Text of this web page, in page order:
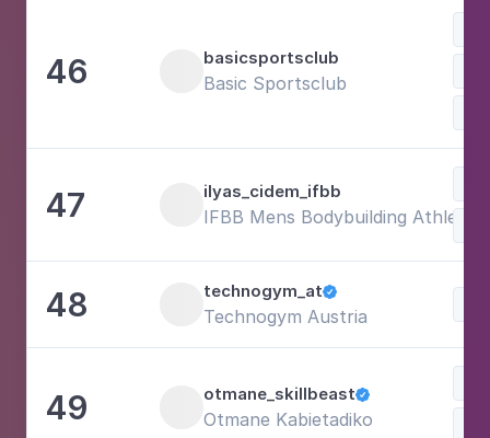
46 basicsportsclub
Basic Sportsclub
47 ilyas_cidem_ifbb
IFBB Mens Bodybuilding Athlete
48 technogym_at
Technogym Austria
49 otmane_skillbeast
Otmane Kabietadiko